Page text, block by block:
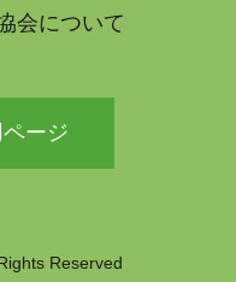
会について
ージ
Reserved